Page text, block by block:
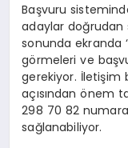
Başvuru
adaylar doğrudan
sonunda ekranda
görmeleri ve
gerekiyor. İletişim
açısından önem
298 70 82
sağlanabiliyor.